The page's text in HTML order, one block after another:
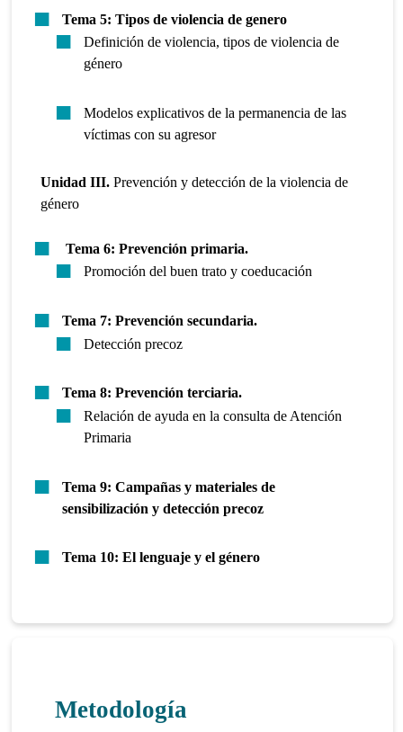
Tema 5: Tipos de violencia de genero
Definición de violencia, tipos de violencia de
género
Modelos explicativos de la permanencia de las
víctimas con su agresor
Unidad III.Prevención y detección de la violencia de
género
Tema 6:Prevención primaria.
Promoción del buen trato y coeducación
Tema 7: Prevención secundaria.
Detección precoz
Tema 8: Prevención terciaria.
Relación de ayuda en la consulta de Atención
Primaria
Tema 9: Campañas y materiales de
sensibilización y detección precoz
Tema 10: El lenguaje y el género
Metodología